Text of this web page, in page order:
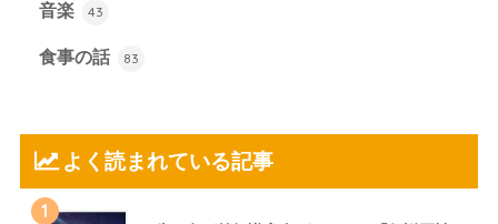
音楽 43
食事の話 83
よく読まれている記事
1